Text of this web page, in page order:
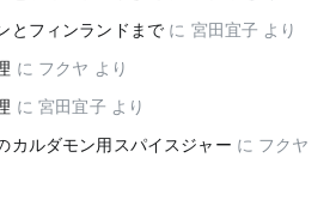
とフィンランドまで に 宮田宜子 より
に フクヤ より
に宮田宜子 より
カルダモン用スパイスジャー に フクヤ